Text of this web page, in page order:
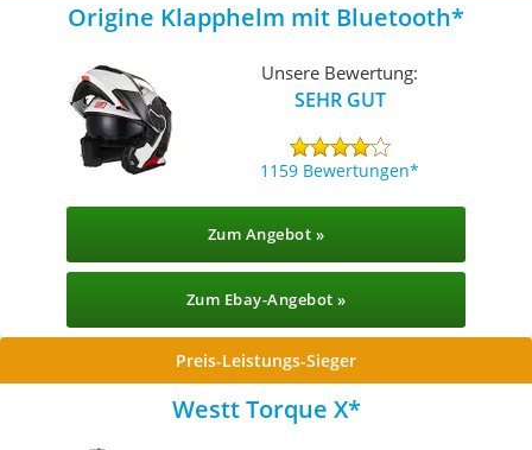
Origine Klapphelm mit Bluetooth
Unsere Bewertung:
SEHR GUT
1159 Bewertungen
Zum Angebot »
Zum Ebay-Angebot »
Preis-Leistungs-Sieger
Westt Torque X